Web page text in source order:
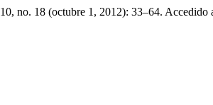
10, no. 18 (octubre 1, 2012): 33–64. Accedido